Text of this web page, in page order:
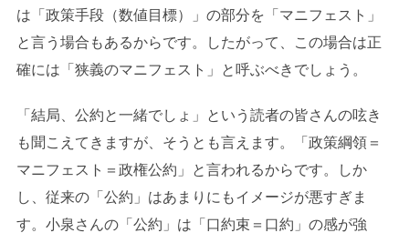
は「政策手段（数値目標）」の部分を「マニフェスト」
と言う場合もあるからです。したがって、この場合は正
確には「狭義のマニフェスト」と呼ぶべきでしょう。
「結局、公約と一緒でしょ」という読者の皆さんの呟き
も聞こえてきますが、そうとも言えます。「政策綱領＝
マニフェスト＝政権公約」と言われるからです。しか
し、従来の「公約」はあまりにもイメージが悪すぎま
す。小泉さんの「公約」は「口約束＝口約」の感が強